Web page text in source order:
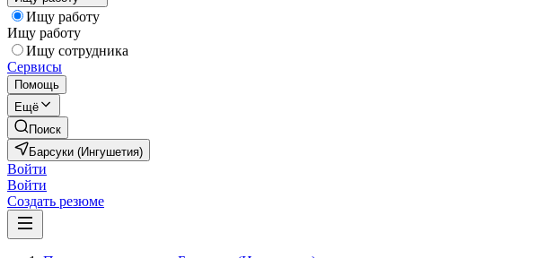
Ищу работу
Ищу работу
Ищу сотрудника
Сервисы
Помощь
Ещё
Поиск
Барсуки (Ингушетия)
Войти
Войти
Создать резюме